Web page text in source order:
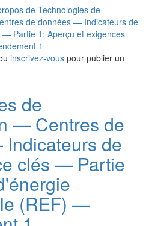
de Technologies de
de données — Indicateurs de
Partie 1: Aperçu et exigences
1
inscrivez-vous pour publier un
de
— Centres de
de
clés — Partie
(REF) —